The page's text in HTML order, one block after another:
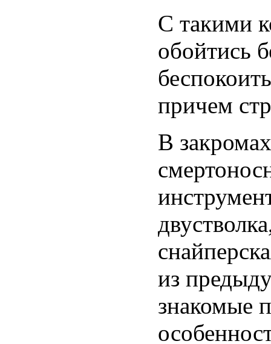
С такими
обойтись
причем
В
из
знакомые